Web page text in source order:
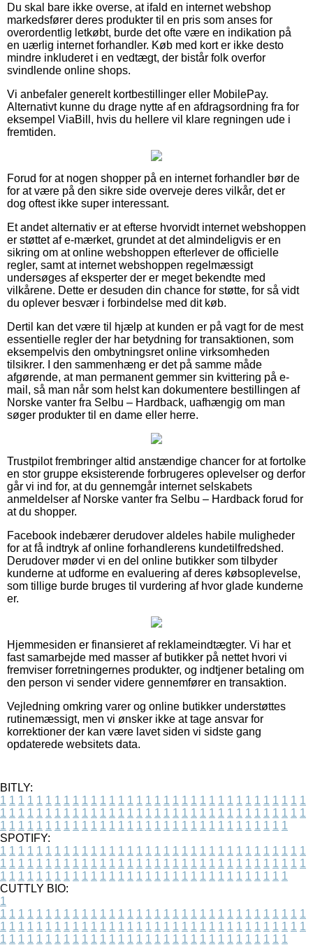
Du skal bare ikke overse, at ifald en internet webshop
markedsfører deres produkter til en pris som anses for
overordentlig letkøbt, burde det ofte være en indikation på
en uærlig internet forhandler. Køb med kort er ikke desto
mindre inkluderet i en vedtægt, der bistår folk overfor
svindlende online shops.
Vi anbefaler generelt kortbestillinger eller MobilePay.
Alternativt kunne du drage nytte af en afdragsordning fra for
eksempel ViaBill, hvis du hellere vil klare regningen ude i
fremtiden.
Forud for at nogen shopper på en internet forhandler bør de
for at være på den sikre side overveje deres vilkår, det er
dog oftest ikke super interessant.
Et andet alternativ er at efterse hvorvidt internet webshoppen
er støttet af e-mærket, grundet at det almindeligvis er en
sikring om at online webshoppen efterlever de officielle
regler, samt at internet webshoppen regelmæssigt
undersøges af eksperter der er meget bekendte med
vilkårene. Dette er desuden din chance for støtte, for så vidt
du oplever besvær i forbindelse med dit køb.
Dertil kan det være til hjælp at kunden er på vagt for de mest
essentielle regler der har betydning for transaktionen, som
eksempelvis den ombytningsret online virksomheden
tilsikrer. I den sammenhæng er det på samme måde
afgørende, at man permanent gemmer sin kvittering på e-
mail, så man når som helst kan dokumentere bestillingen af
Norske vanter fra Selbu – Hardback, uafhængig om man
søger produkter til en dame eller herre.
Trustpilot frembringer altid anstændige chancer for at fortolke
en stor gruppe eksisterende forbrugeres oplevelser og derfor
går vi ind for, at du gennemgår internet selskabets
anmeldelser af Norske vanter fra Selbu – Hardback forud for
at du shopper.
Facebook indebærer derudover aldeles habile muligheder
for at få indtryk af online forhandlerens kundetilfredshed.
Derudover møder vi en del online butikker som tilbyder
kunderne at udforme en evaluering af deres købsoplevelse,
som tillige burde bruges til vurdering af hvor glade kunderne
er.
Hjemmesiden er finansieret af reklameindtægter. Vi har et
fast samarbejde med masser af butikker på nettet hvori vi
fremviser forretningernes produkter, og indtjener betaling om
den person vi sender videre gennemfører en transaktion.
Vejledning omkring varer og online butikker understøttes
rutinemæssigt, men vi ønsker ikke at tage ansvar for
korrektioner der kan være lavet siden vi sidste gang
opdaterede websitets data.
BITLY:
1 1 1 1 1 1 1 1 1 1 1 1 1 1 1 1 1 1 1 1 1 1 1 1 1 1 1 1 1 1 1 1 1 1
1 1 1 1 1 1 1 1 1 1 1 1 1 1 1 1 1 1 1 1 1 1 1 1 1 1 1 1 1 1 1 1 1 1
1 1 1 1 1 1 1 1 1 1 1 1 1 1 1 1 1 1 1 1 1 1 1 1 1 1 1 1 1 1 1 1
SPOTIFY:
1 1 1 1 1 1 1 1 1 1 1 1 1 1 1 1 1 1 1 1 1 1 1 1 1 1 1 1 1 1 1 1 1 1
1 1 1 1 1 1 1 1 1 1 1 1 1 1 1 1 1 1 1 1 1 1 1 1 1 1 1 1 1 1 1 1 1 1
1 1 1 1 1 1 1 1 1 1 1 1 1 1 1 1 1 1 1 1 1 1 1 1 1 1 1 1 1 1 1 1
CUTTLY BIO:
1
1 1 1 1 1 1 1 1 1 1 1 1 1 1 1 1 1 1 1 1 1 1 1 1 1 1 1 1 1 1 1 1 1 1
1 1 1 1 1 1 1 1 1 1 1 1 1 1 1 1 1 1 1 1 1 1 1 1 1 1 1 1 1 1 1 1 1 1
1 1 1 1 1 1 1 1 1 1 1 1 1 1 1 1 1 1 1 1 1 1 1 1 1 1 1 1 1 1 1 1